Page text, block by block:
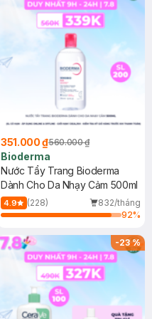
351.000 ₫560.000 ₫
Bioderma
Nước Tẩy Trang Bioderma
Dành Cho Da Nhạy Cảm 500ml
4.9 (228)
832/tháng
92%
-23%